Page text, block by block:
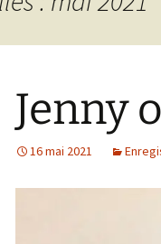
Jenny
16 mai 2021